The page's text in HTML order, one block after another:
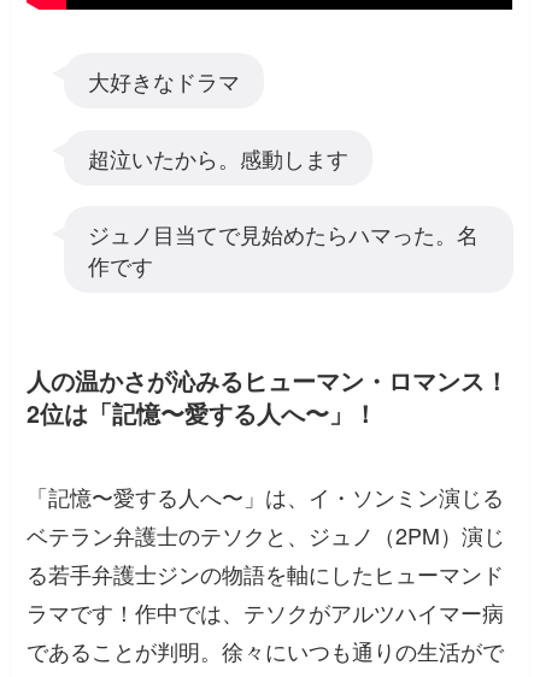
大好きなドラマ
超泣いたから。感動します
ジュノ目当てで見始めたらハマった。名
作です
人の温かさが沁みるヒューマン・ロマンス！
2位は「記憶〜愛する人へ〜」！
「記憶〜愛する人へ〜」は、イ・ソンミン演じる
ベテラン弁護士のテソクと、ジュノ（2PM）演じ
る若手弁護士ジンの物語を軸にしたヒューマンド
ラマです！作中では、テソクがアルツハイマー病
であることが判明。徐々にいつも通りの生活がで